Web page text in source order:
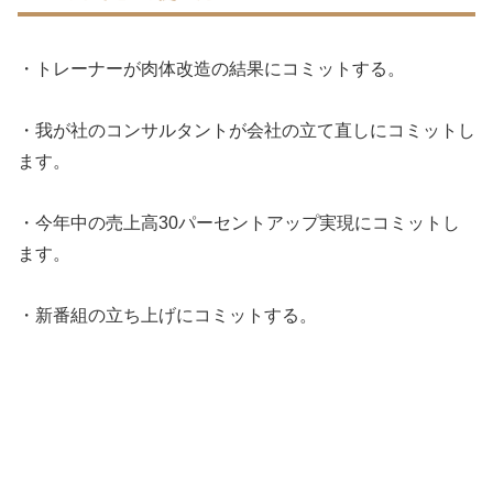
・トレーナーが肉体改造の結果にコミットする。
・我が社のコンサルタントが会社の立て直しにコミットし
ます。
・今年中の売上高30パーセントアップ実現にコミットし
ます。
・新番組の立ち上げにコミットする。